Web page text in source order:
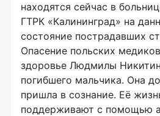
находятся сейчас в
ГТРК «Калининград» на
состояние пострадавших
Опасение польских
здоровье Людмилы
погибшего мальчика. Она
пришла в сознание. Её
поддерживают с помощью